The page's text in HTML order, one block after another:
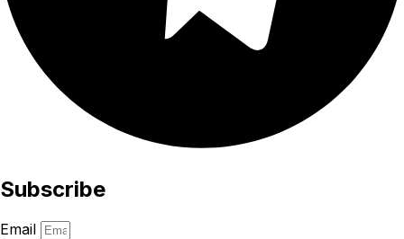
Subscribe
Email